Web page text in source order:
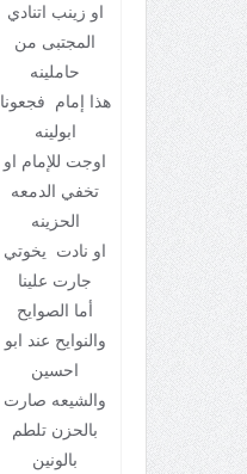
او زينب اتنادي
المجتبى من
حاملينه
هذا إمام فجعونا
ابولينه
اوجت للإمام او
تخفي الدمعه
الحزينه
او نادت يخوتي
جارت علينا
أما الصوايح
والنوايح عند ابو
احسين
والشيعه صارت
بالحزن تلطم
بالونين